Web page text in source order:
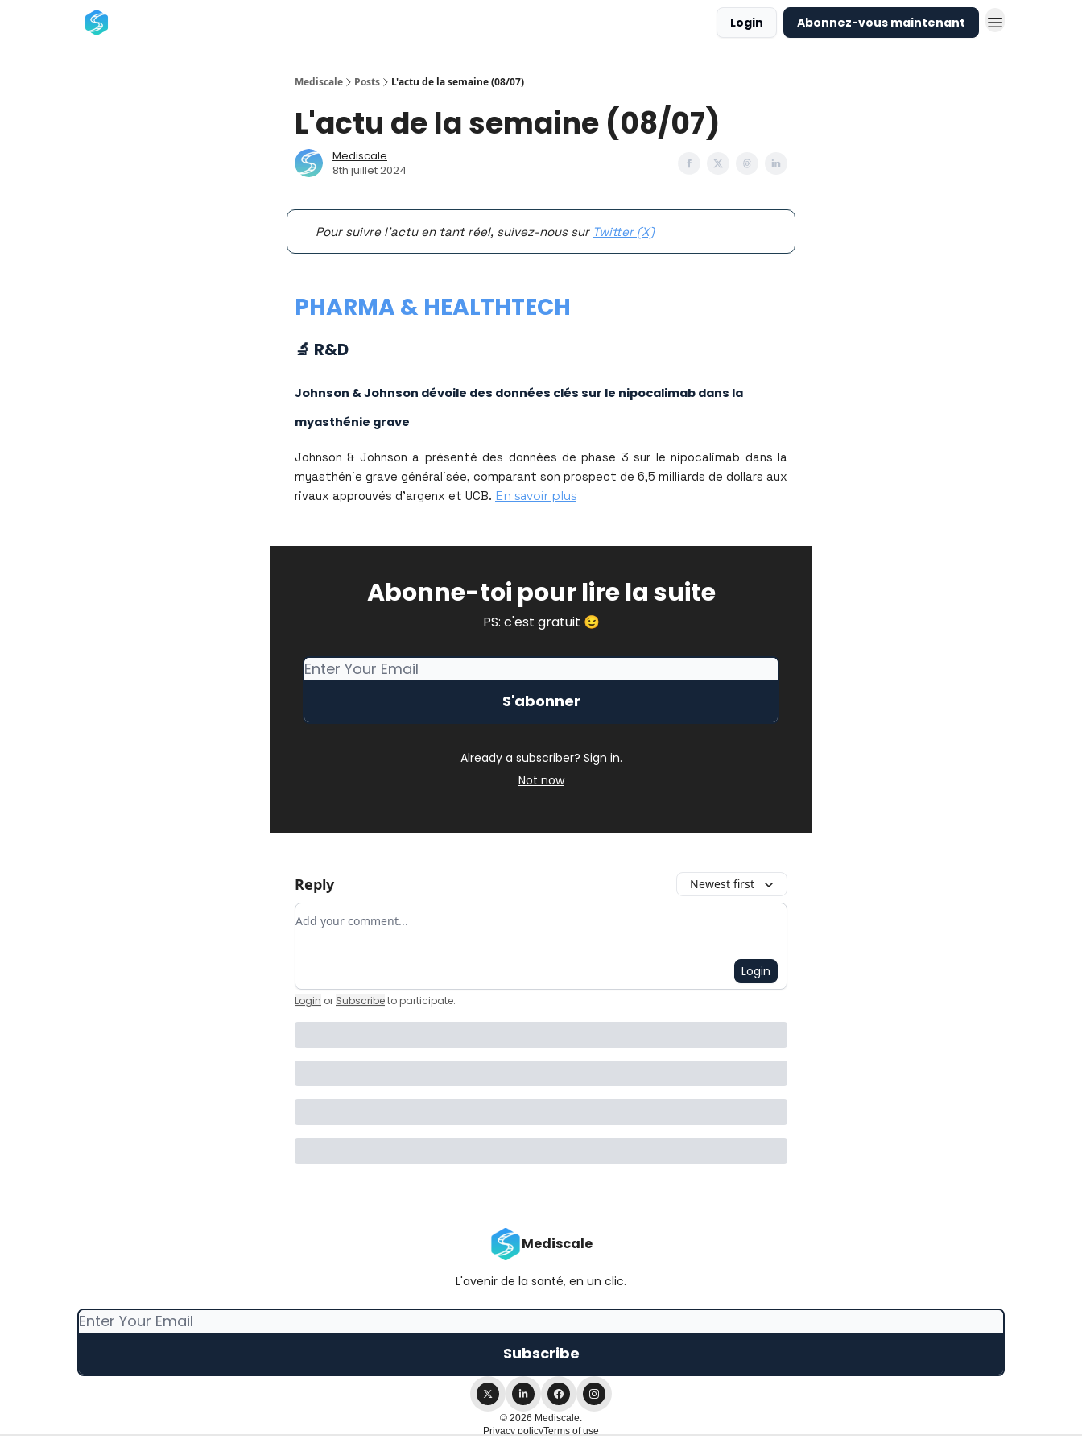
Login Abonnez-vous maintenant
Mediscale Posts L'actu de la semaine (08/07)
L'actu de la semaine (08/07)
Mediscale
8th juillet 2024
Pour suivre l’actu en tant réel, suivez-nous sur Twitter (X)
PHARMA & HEALTHTECH
🔬 R&D
Johnson & Johnson dévoile des données clés sur le nipocalimab dans la
myasthénie grave
Johnson & Johnson a présenté des données de phase 3 sur le nipocalimab dans la
myasthénie grave généralisée, comparant son prospect de 6,5 milliards de dollars aux
rivaux approuvés d'argenx et UCB. En savoir plus
Abonne-toi pour lire la suite
PS: c'est gratuit 😉
Already a subscriber? Sign in.
Not now
Reply Newest first
Add your comment
Login
Login or Subscribeto participate.
Mediscale
L'avenir de la santé, en un clic.
© 2026 Mediscale.
Privacy policyTerms of use